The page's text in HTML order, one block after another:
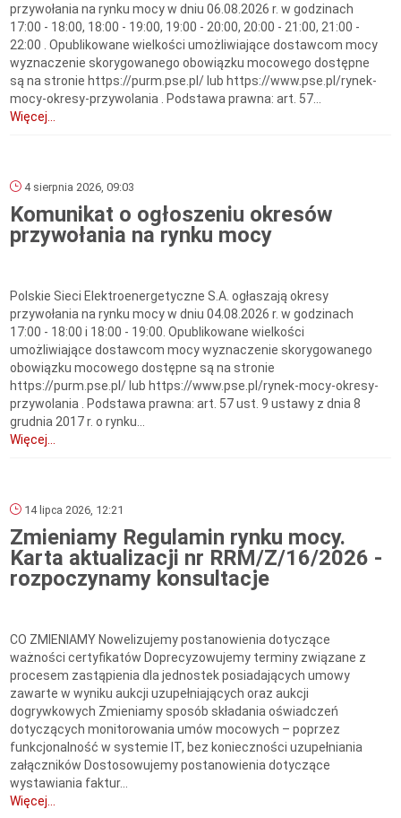
przywołania na rynku mocy w dniu 06.08.2026 r. w godzinach
17:00 - 18:00, 18:00 - 19:00, 19:00 - 20:00, 20:00 - 21:00, 21:00 -
22:00 . Opublikowane wielkości umożliwiające dostawcom mocy
wyznaczenie skorygowanego obowiązku mocowego dostępne
są na stronie https://purm.pse.pl/ lub https://www.pse.pl/rynek-
mocy-okresy-przywolania . Podstawa prawna: art. 57...
Więcej...
4 sierpnia 2026, 09:03
Komunikat o ogłoszeniu okresów
przywołania na rynku mocy
Polskie Sieci Elektroenergetyczne S.A. ogłaszają okresy
przywołania na rynku mocy w dniu 04.08.2026 r. w godzinach
17:00 - 18:00 i 18:00 - 19:00. Opublikowane wielkości
umożliwiające dostawcom mocy wyznaczenie skorygowanego
obowiązku mocowego dostępne są na stronie
https://purm.pse.pl/ lub https://www.pse.pl/rynek-mocy-okresy-
przywolania . Podstawa prawna: art. 57 ust. 9 ustawy z dnia 8
grudnia 2017 r. o rynku...
Więcej...
14 lipca 2026, 12:21
Zmieniamy Regulamin rynku mocy.
Karta aktualizacji nr RRM/Z/16/2026 -
rozpoczynamy konsultacje
CO ZMIENIAMY Nowelizujemy postanowienia dotyczące
ważności certyfikatów Doprecyzowujemy terminy związane z
procesem zastąpienia dla jednostek posiadających umowy
zawarte w wyniku aukcji uzupełniających oraz aukcji
dogrywkowych Zmieniamy sposób składania oświadczeń
dotyczących monitorowania umów mocowych – poprzez
funkcjonalność w systemie IT, bez konieczności uzupełniania
załączników Dostosowujemy postanowienia dotyczące
wystawiania faktur...
Więcej...